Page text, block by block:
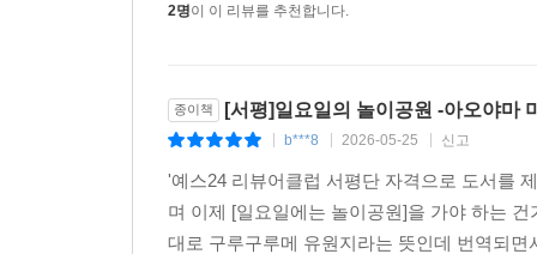
2명이 이 리뷰를 추천합니다.
종이책 [서평]일요일의 놀이공원 -아오야마
b***8 2026-05-25 신고
'예스24 리뷰어클럽 서평단 자격으로 도서를
며 이제 [일요일에는 놀이공원]을 가야 하는
대로 구루구루메 유원지라는 뜻인데 번역되